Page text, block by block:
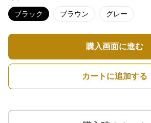
ブラック ブラウン グレー
購入画面に進む
カートに追加する